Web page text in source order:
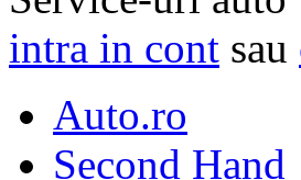
intra in cont sau
Auto.ro
Second Hand